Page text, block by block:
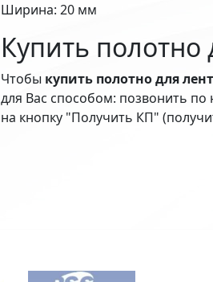
Ширина: 20 мм
Купить
Чтобы купить полотно для
для Вас способом: позвонить по
на кнопку "Получить КП"